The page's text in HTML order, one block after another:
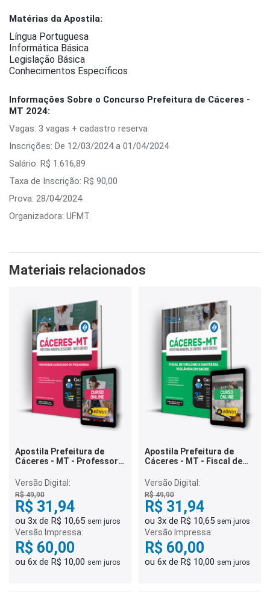
Matérias da Apostila:
Língua Portuguesa
Informática Básica
Legislação Básica
Conhecimentos Específicos
Informações Sobre o Concurso Prefeitura de Cáceres -
MT 2024:
Vagas: 3 vagas + cadastro reserva
Inscrições: De 12/03/2024 a 01/04/2024
Salário: R$ 1.616,89
Taxa de Inscrição: R$ 90,00
Prova: 28/04/2024
Organizadora: UFMT
Materiais relacionados
Apostila Prefeitura de
Cáceres - MT - Professor
Versão Digital:
R$ 49,90
R$ 31,94
ou 3x de R$ 10,65 sem juros
Versão Impressa:
R$ 60,00
ou 6x de R$ 10,00 sem juros
Apostila Prefeitura de
Cáceres - MT - Fiscal de
Vigilância em Saúde
Versão Digital:
R$ 49,90
R$ 31,94
ou 3x de R$ 10,65 sem juros
Versão Impressa:
R$ 60,00
ou 6x de R$ 10,00 sem juros